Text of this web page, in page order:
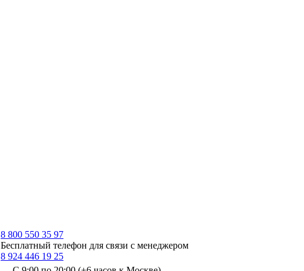
8 800 550 35 97
Бесплатный телефон для связи с менеджером
8 924 446 19 25